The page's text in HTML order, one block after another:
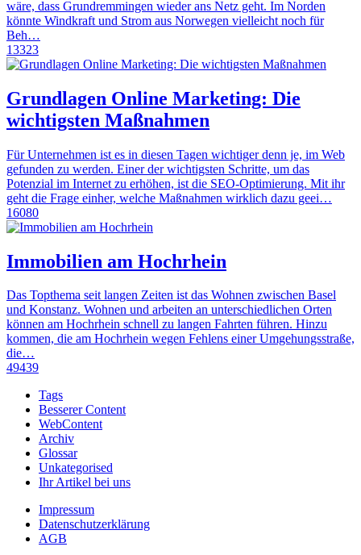
wäre, dass Grundremmingen wieder ans Netz geht. Im Norden
könnte Windkraft und Strom aus Norwegen vielleicht noch für
Beh…
13323
Grundlagen Online Marketing: Die
wichtigsten Maßnahmen
Für Unternehmen ist es in diesen Tagen wichtiger denn je, im Web
gefunden zu werden. Einer der wichtigsten Schritte, um das
Potenzial im Internet zu erhöhen, ist die SEO-Optimierung. Mit ihr
geht die Frage einher, welche Maßnahmen wirklich dazu geei…
16080
Immobilien am Hochrhein
Das Topthema seit langen Zeiten ist das Wohnen zwischen Basel
und Konstanz. Wohnen und arbeiten an unterschiedlichen Orten
können am Hochrhein schnell zu langen Fahrten führen. Hinzu
kommen, die am Hochrhein wegen Fehlens einer Umgehungsstraße,
die…
49439
Tags
Besserer Content
WebContent
Archiv
Glossar
Unkategorised
Ihr Artikel bei uns
Impressum
Datenschutzerklärung
AGB